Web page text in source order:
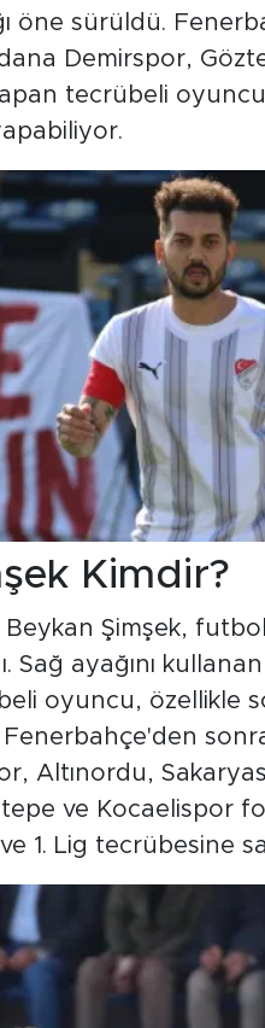
öne sürüldü.
Demirspor,
tecrübeli
Kimdir?
Şimşek,
Sağ ayağını
oyuncu, özellikle
Fenerbahçe'den
Altınordu,
ve Kocaelispor
1. Lig tecrübesine